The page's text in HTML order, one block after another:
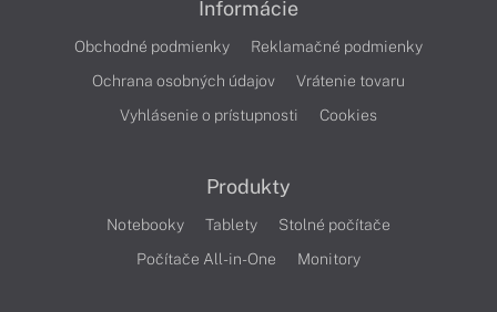
Informácie
Obchodné podmienky
Reklamačné podmienky
Ochrana osobných údajov
Vrátenie tovaru
Vyhlásenie o prístupnosti
Cookies
Produkty
Notebooky Tablety
Stolné počítače
Počítače All-in-One
Monitory